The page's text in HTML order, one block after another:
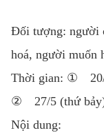
Đối tượng: người
hoá, người muốn
Thời gian: ① 20/
② 27/5 (thứ bảy)
Nội dung: